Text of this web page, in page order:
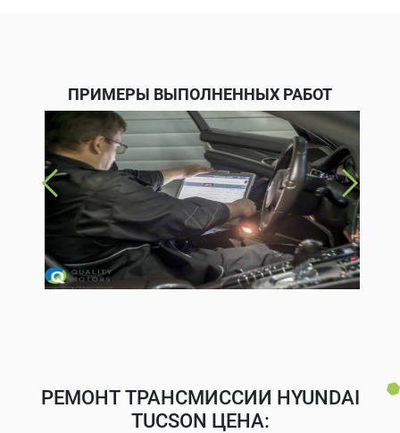
ПРИМЕРЫ ВЫПОЛНЕННЫХ РАБОТ
РЕМОНТ ТРАНСМИССИИ HYUNDAI
TUCSON ЦЕНА: